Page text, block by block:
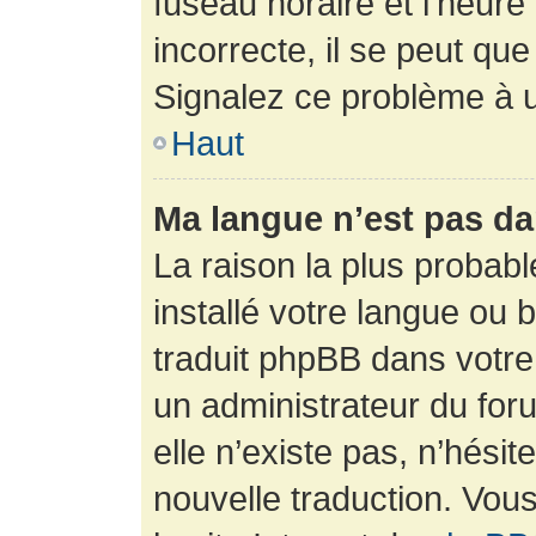
incorrecte, il se peut
Signalez ce problème à
Haut
Ma langue n’est pas
La raison la plus
installé votre langue ou
traduit phpBB dans
un administrateur du
elle n’existe pas,
nouvelle traduction.